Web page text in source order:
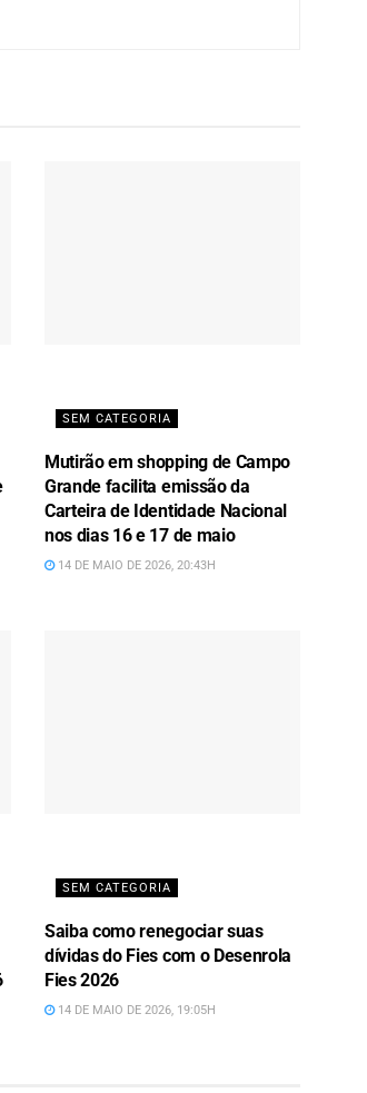
SEM CATEGORIA
Mutirão em shopping de Campo
Grande facilita emissão da
Carteira de Identidade Nacional
nos dias 16 e 17 de maio
14 DE MAIO DE 2026, 20:43H
SEM CATEGORIA
Saiba como renegociar suas
dívidas do Fies com o Desenrola
Fies 2026
14 DE MAIO DE 2026, 19:05H